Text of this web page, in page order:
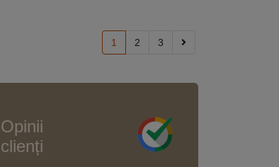
1 2 3
Opinii
clienți